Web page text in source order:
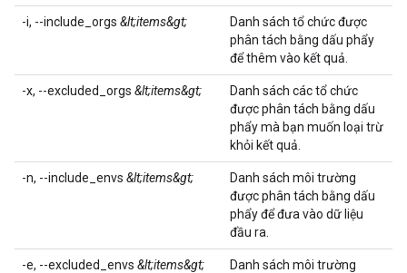
-i, --include_orgs &lt;items&gt;
Danh sách tổ chức được
phân tách bằng dấu phẩy
để thêm vào kết quả.
-x, --excluded_orgs &lt;items&gt;
Danh sách các tổ chức
được phân tách bằng dấu
phẩy mà bạn muốn loại trừ
khỏi kết quả.
-n, --include_envs &lt;items&gt;
Danh sách môi trường
được phân tách bằng dấu
phẩy để đưa vào dữ liệu
đầu ra.
-e, --excluded_envs &lt;items&gt;
Danh sách môi trường